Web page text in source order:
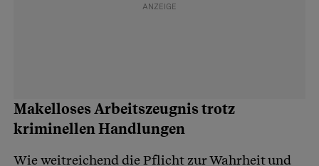
Makelloses Arbeitszeugnis trotz
kriminellen Handlungen
Wie weitreichend die Pflicht zur Wahrheit und